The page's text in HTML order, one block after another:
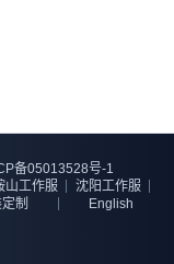
备05013528号-1
山工作服
沈阳工作服
制
English